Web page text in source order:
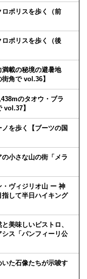
ポリスを歩く（前
ポリスを歩く（後
載の秘境の避暑地
角で vol.36】
のタオウ・ブラ
vol.37】
を歩く【ブーツの国
小さな山の街「メラ
・ヴィジリオ山 ー 神
して半日ハイキング
美味しいビストロ、
ス「パンフィーリ公
た石像たちが示唆す